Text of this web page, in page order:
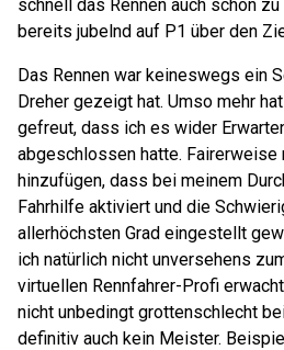
schnell das Rennen auch schon
bereits jubelnd auf P1 über den
Das Rennen war keineswegs ein
Dreher gezeigt hat. Umso mehr
gefreut, dass ich es wider
abgeschlossen hatte. Fairerweise
hinzufügen, dass bei meinem
Fahrhilfe aktiviert und die
allerhöchsten Grad eingestellt
ich natürlich nicht unversehens
virtuellen Rennfahrer-Profi
nicht unbedingt grottenschlecht
definitiv auch kein Meister.